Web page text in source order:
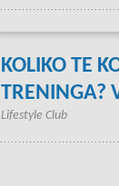
KOLIKO TE
TRENINGA?
Lifestyle Club